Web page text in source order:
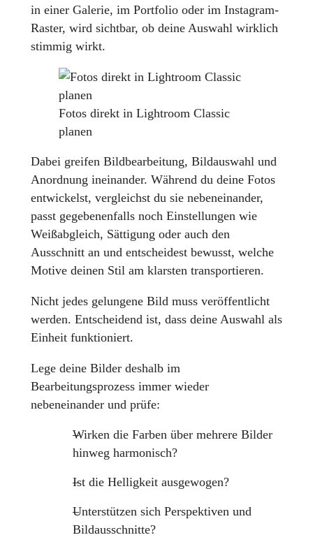
in einer Galerie, im Portfolio oder im Instagram-
Raster, wird sichtbar, ob deine Auswahl wirklich
stimmig wirkt.
Fotos direkt in Lightroom Classic
planen
Dabei greifen Bildbearbeitung, Bildauswahl und
Anordnung ineinander. Während du deine Fotos
entwickelst, vergleichst du sie nebeneinander,
passt gegebenenfalls noch Einstellungen wie
Weißabgleich, Sättigung oder auch den
Ausschnitt an und entscheidest bewusst, welche
Motive deinen Stil am klarsten transportieren.
Nicht jedes gelungene Bild muss veröffentlicht
werden. Entscheidend ist, dass deine Auswahl als
Einheit funktioniert.
Lege deine Bilder deshalb im
Bearbeitungsprozess immer wieder
nebeneinander und prüfe:
Wirken die Farben über mehrere Bilder
hinweg harmonisch?
Ist die Helligkeit ausgewogen?
Unterstützen sich Perspektiven und
Bildausschnitte?